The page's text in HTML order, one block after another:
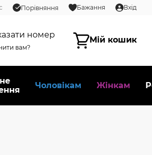
Порівняння Бажання Вхід
номер
вам?
Мій кошик
Чоловікам Жінкам